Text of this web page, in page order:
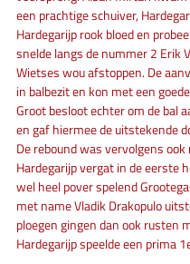
een prachtige schuiver,
Hardegarijp rook bloed en
snelde langs de nummer 2 Erik
Wietses wou afstoppen. De
in balbezit en kon met een
Groot besloot echter om de bal
en gaf hiermee de uitstekende
De rebound was vervolgens
Hardegarijp vergat in de eerste
wel heel pover spelend
met name Vladik Drakopulo
ploegen gingen dan ook rusten
Hardegarijp speelde een prima